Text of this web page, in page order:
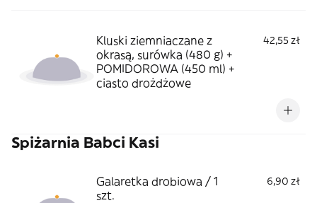
Kluski ziemniaczane z
okrasą, surówka (480 g) +
POMIDOROWA (450 ml) +
ciasto drożdżowe
42,55 zł
Spiżarnia Babci Kasi
Galaretka drobiowa / 1
szt.
6,90 zł